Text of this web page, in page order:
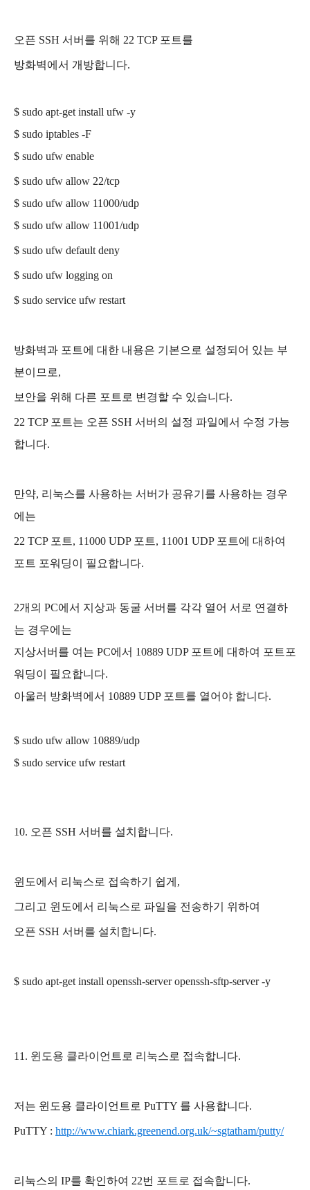
오픈 SSH 서버를 위해 22 TCP 포트를
방화벽에서 개방합니다.
$ sudo apt-get install ufw -y
$ sudo iptables -F
$ sudo ufw enable
$ sudo ufw allow 22/tcp
$ sudo ufw allow 11000/udp
$ sudo ufw allow 11001/udp
$ sudo ufw default deny
$ sudo ufw logging on
$ sudo service ufw restart
방화벽과 포트에 대한 내용은 기본으로 설정되어 있는 부
분이므로,
보안을 위해 다른 포트로 변경할 수 있습니다.
22 TCP 포트는 오픈 SSH 서버의 설정 파일에서 수정 가능
합니다.
만약, 리눅스를 사용하는 서버가 공유기를 사용하는 경우
에는
22 TCP 포트, 11000 UDP 포트, 11001 UDP 포트에 대하여
포트 포워딩이 필요합니다.
2개의 PC에서 지상과 동굴 서버를 각각 열어 서로 연결하
는 경우에는
지상서버를 여는 PC에서 10889 UDP 포트에 대하여 포트포
워딩이 필요합니다.
아울러 방화벽에서 10889 UDP 포트를 열어야 합니다.
$ sudo ufw allow 10889/udp
$ sudo service ufw restart
10. 오픈 SSH 서버를 설치합니다.
윈도에서 리눅스로 접속하기 쉽게,
그리고 윈도에서 리눅스로 파일을 전송하기 위하여
오픈 SSH 서버를 설치합니다.
$ sudo apt-get install openssh-server openssh-sftp-server-y
11. 윈도용 클라이언트로 리눅스로 접속합니다.
저는 윈도용 클라이언트로 PuTTY 를 사용합니다.
PuTTY : http://www.chiark.greenend.org.uk/~sgtatham/putty/
리눅스의 IP를 확인하여 22번 포트로 접속합니다.